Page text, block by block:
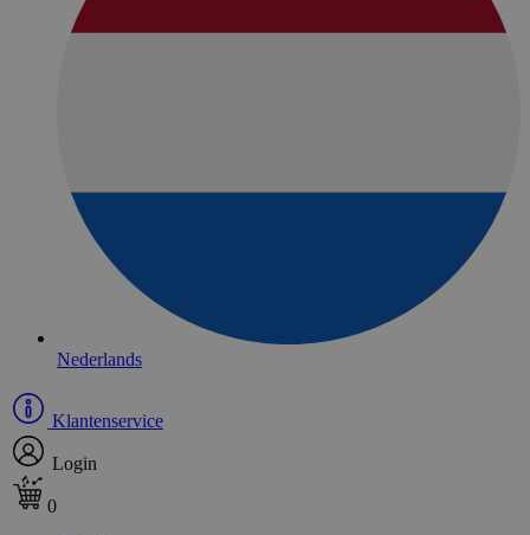
Nederlands
Klantenservice
Login
0